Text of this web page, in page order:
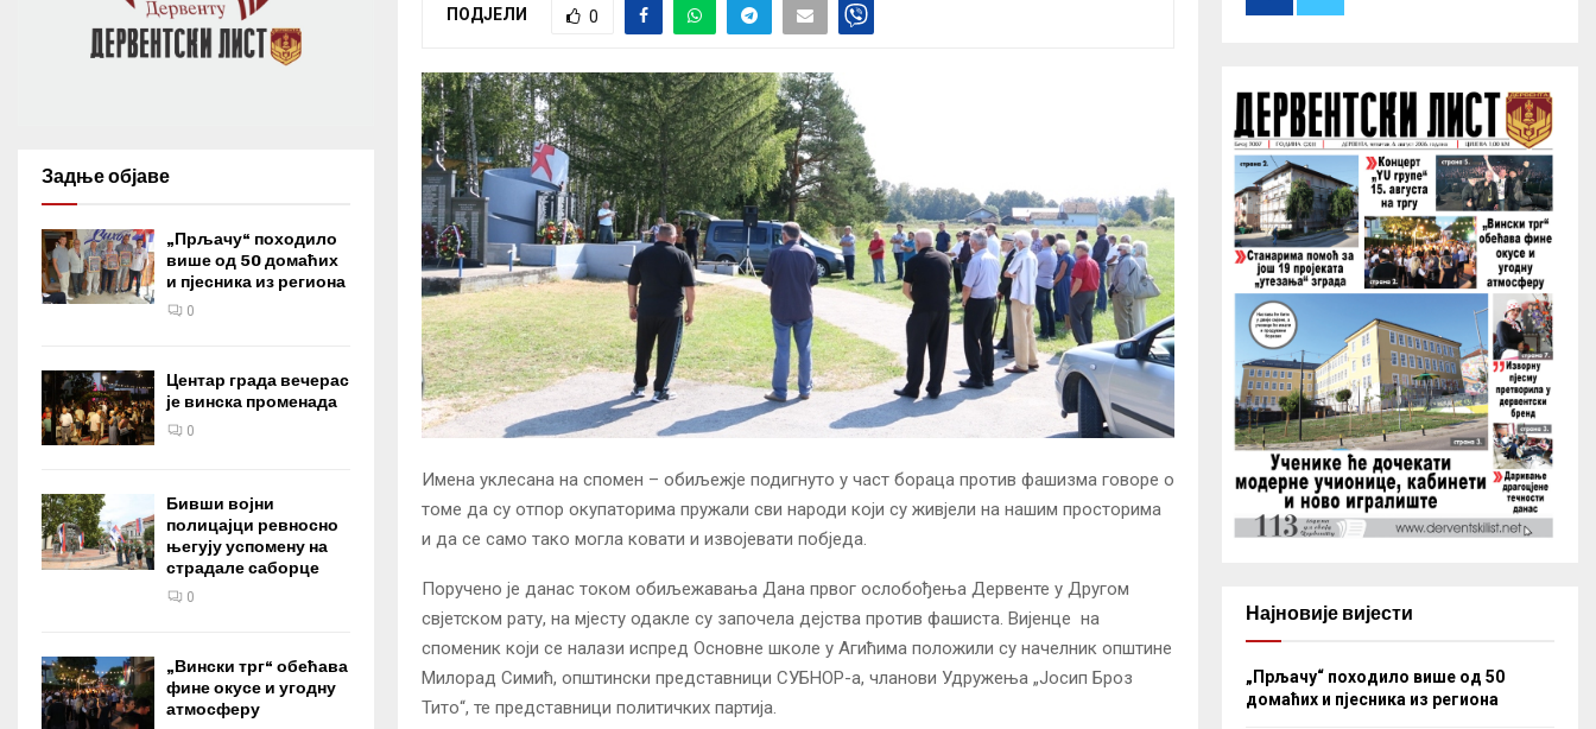
ПОДЈЕЛИ 0
Имена уклесана на спомен – обиљежје подигнуто у част бораца против фашизма говоре о
томе да су отпор окупаторима пружали сви народи који су живјели на нашим просторима
и да се само тако могла ковати и извојевати побједа.
Поручено је данас током обиљежавања Дана првог ослобођења Дервенте у Другом
свјетском рату, на мјесту одакле су започела дејства против фашиста. Вијенце на
споменик који се налази испред Основне школе у Агићима положили су начелник општине
Милорад Симић, општински представници СУБНОР-а, чланови Удружења „Јосип Броз
Тито“, те представници политичких партија.
Задње објаве
„Прљачу“ походило
више од 50 домаћих
и пјесника из региона
0
Центар града вечерас
је винска променада
0
Бивши војни
полицајци ревносно
његују успомену на
страдале саборце
0
„Вински трг“ обећава
фине окусе и угодну
атмосферу
H
Најновије вијести
„Прљачу“ походило више од 50
домаћих и пјесника из региона